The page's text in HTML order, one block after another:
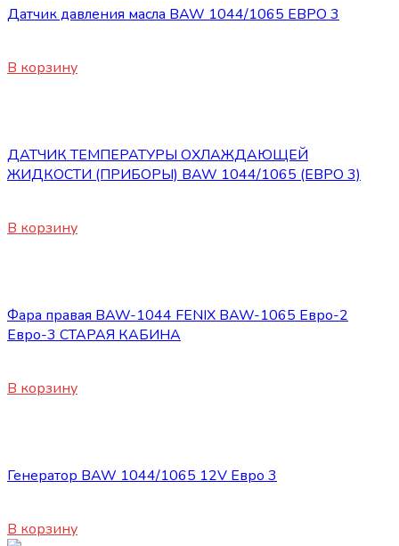
Датчик давления масла BAW 1044/1065 ЕВРО 3
В корзину
ДАТЧИК ТЕМПЕРАТУРЫ ОХЛАЖДАЮЩЕЙ
ЖИДКОСТИ (ПРИБОРЫ) BAW 1044/1065 (ЕВРО 3)
В корзину
Фара правая BAW-1044 FENIX BAW-1065 Евро-2
Евро-3 СТАРАЯ КАБИНА
В корзину
Генератор BAW 1044/1065 12V Евро 3
В корзину